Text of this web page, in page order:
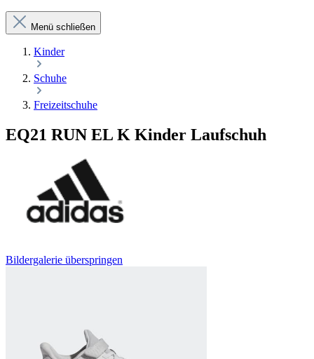
Menü schließen
Kinder
Schuhe
Freizeitschuhe
EQ21 RUN EL K Kinder Laufschuh
Bildergalerie überspringen